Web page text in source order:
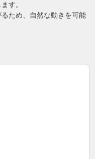
す。
ため、自然な動きを可能